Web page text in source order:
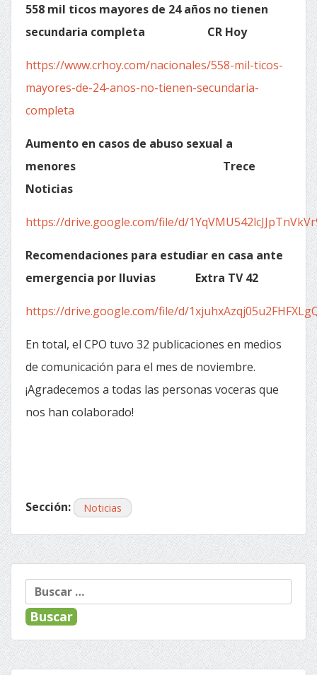
558 mil ticos mayores de 24 años no tienen
secundaria completa CR Hoy
https://www.crhoy.com/nacionales/558-mil-ticos-
mayores-de-24-anos-no-tienen-secundaria-
completa
Aumento en casos de abuso sexual a
menores Trece
Noticias
https://drive.google.com/file/d/
Recomendaciones para estudiar en casa ante
emergencia por lluvias Extra TV 42
https://drive.google.com/file/d/
En total, el CPO tuvo 32 publicaciones en medios
de comunicación para el mes de noviembre.
¡Agradecemos a todas las personas voceras que
nos han colaborado!
Sección: Noticias
Navegación
de
entradas